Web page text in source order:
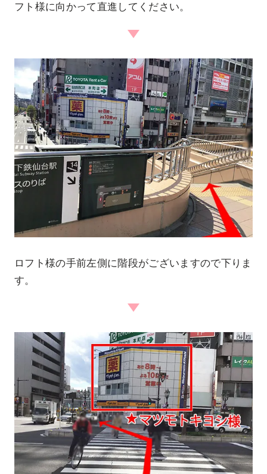
フト様に向かって直進してください。
ロフト様の手前左側に階段がございますので下りま
す。